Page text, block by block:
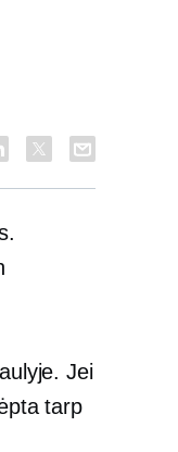
Jei
tarp